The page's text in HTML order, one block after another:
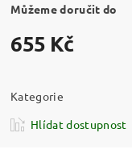
Můžeme doručit do
655 Kč
Kategorie
Hlídat dostupnost